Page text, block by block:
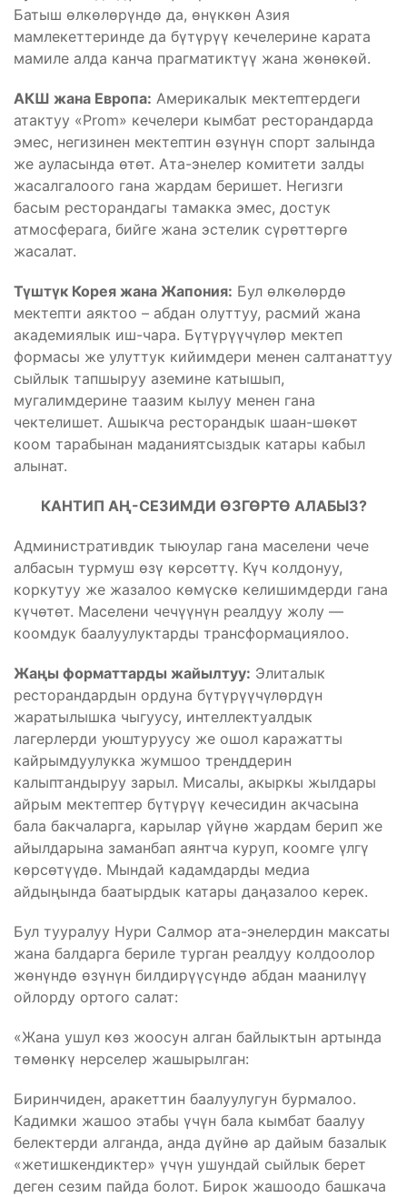
Батыш өлкөлөрүндө да, өнүккөн Азия
мамлекеттеринде да бүтүрүү кечелерине карата
мамиле алда канча прагматиктүү жана жөнөкөй.
АКШ жана Европа: Америкалык мектептердеги
атактуу «Prom» кечелери кымбат ресторандарда
эмес, негизинен мектептин өзүнүн спорт залында
же ауласында өтөт. Ата-энелер комитети залды
жасалгалоого гана жардам беришет. Негизги
басым ресторандагы тамакка эмес, достук
атмосферага, бийге жана эстелик сүрөттөргө
жасалат.
Түштүк Корея жана Жапония: Бул өлкөлөрдө
мектепти аяктоо – абдан олуттуу, расмий жана
академиялык иш-чара. Бүтүрүүчүлөр мектеп
формасы же улуттук кийимдери менен салтанаттуу
сыйлык тапшыруу аземине катышып,
мугалимдерине таазим кылуу менен гана
чектелишет. Ашыкча ресторандык шаан-шөкөт
коом тарабынан маданиятсыздык катары кабыл
алынат.
КАНТИП АҢ-СЕЗИМДИ ӨЗГӨРТӨ АЛАБЫЗ?
Административдик тыюулар гана маселени чече
албасын турмуш өзү көрсөттү. Күч колдонуу,
коркутуу же жазалоо көмүскө келишимдерди гана
күчөтөт. Маселени чечүүнүн реалдуу жолу —
коомдук баалуулуктарды трансформациялоо.
Жаңы форматтарды жайылтуу: Элиталык
ресторандардын ордуна бүтүрүүчүлөрдүн
жаратылышка чыгуусу, интеллектуалдык
лагерлерди уюштуруусу же ошол каражатты
кайрымдуулукка жумшоо тренддерин
калыптандыруу зарыл. Мисалы, акыркы жылдары
айрым мектептер бүтүрүү кечесидин акчасына
бала бакчаларга, карылар үйүнө жардам берип же
айылдарына заманбап аянтча куруп, коомге үлгү
көрсөтүүдө. Мындай кадамдарды медиа
айдыңында баатырдык катары даңазалоо керек.
Бул тууралуу Нури Салмор ата-энелердин максаты
жана балдарга бериле турган реалдуу колдоолор
жөнүндө өзүнүн билдирүүсүндө абдан маанилүү
ойлорду ортого салат:
«Жана ушул көз жоосун алган байлыктын артында
төмөнкү нерселер жашырылган:
Биринчиден, аракеттин баалуулугун бурмалоо.
Кадимки жашоо этабы үчүн бала кымбат баалуу
белектерди алганда, анда дүйнө ар дайым базалык
«жетишкендиктер» үчүн ушундай сыйлык берет
деген сезим пайда болот. Бирок жашоодо башкача